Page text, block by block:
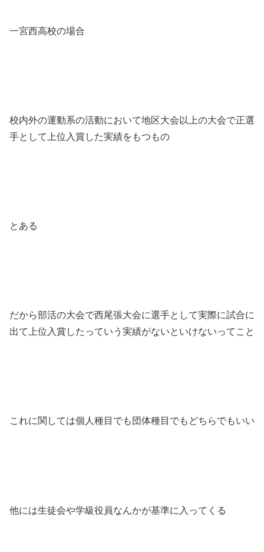
一宮西高校の場合
校内外の運動系の活動において地区大会以上の大会で正選
手として上位入賞した実績をもつもの
とある
だから部活の大会で西尾張大会に選手として実際に試合に
出て上位入賞したっていう実績がないといけないってこと
これに関しては個人種目でも団体種目でもどちらでもいい
他には生徒会や学級役員なんかが基準に入ってくる